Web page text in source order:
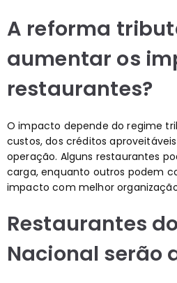
A reforma
aumentar os
restaurantes?
O impacto depende do regime
custos, dos créditos
operação. Alguns restaurantes
carga, enquanto outros podem
impacto com melhor
Restaurantes
Nacional serão